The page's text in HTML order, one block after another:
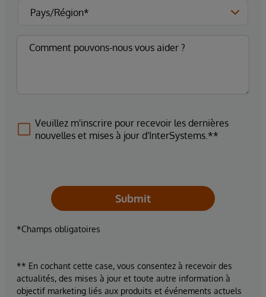
Veuillez m'inscrire pour recevoir les dernières
nouvelles et mises à jour d'InterSystems.**
Submit
*Champs obligatoires
** En cochant cette case, vous consentez à recevoir des
actualités, des mises à jour et toute autre information à
objectif marketing liés aux produits et événements actuels